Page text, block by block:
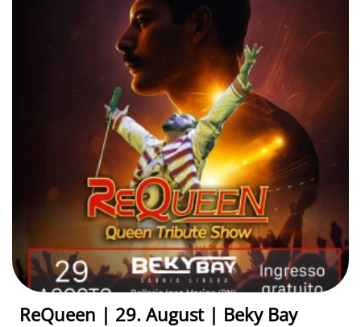
ReQueen | 29. August | Beky Bay